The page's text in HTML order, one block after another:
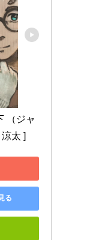
（ジャ
太 ]
る